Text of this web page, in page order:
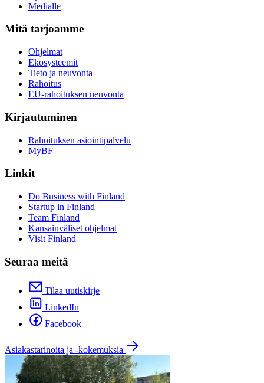
Medialle
Mitä tarjoamme
Ohjelmat
Ekosysteemit
Tieto ja neuvonta
Rahoitus
EU-rahoituksen neuvonta
Kirjautuminen
Rahoituksen asiointipalvelu
MyBF
Linkit
Do Business with Finland
Startup in Finland
Team Finland
Kansainväliset ohjelmat
Visit Finland
Seuraa meitä
Tilaa uutiskirje
LinkedIn
Facebook
Asiakastarinoita ja -kokemuksia